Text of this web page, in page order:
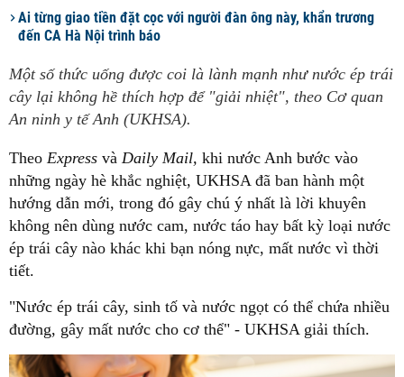
Ai từng giao tiền đặt cọc với người đàn ông này, khẩn trương
đến CA Hà Nội trình báo
Một số thức uống được coi là lành mạnh như nước ép trái
cây lại không hề thích hợp để "giải nhiệt", theo Cơ quan
An ninh y tế Anh (UKHSA).
Theo Express và Daily Mail, khi nước Anh bước vào
những ngày hè khắc nghiệt, UKHSA đã ban hành một
hướng dẫn mới, trong đó gây chú ý nhất là lời khuyên
không nên dùng nước cam, nước táo hay bất kỳ loại nước
ép trái cây nào khác khi bạn nóng nực, mất nước vì thời
tiết.
"Nước ép trái cây, sinh tố và nước ngọt có thể chứa nhiều
đường, gây mất nước cho cơ thể" - UKHSA giải thích.